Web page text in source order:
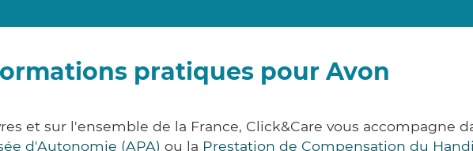
pratiques pour Avon
et sur l'ensemble de la France, Click&Care vous accompagne
d'Autonomie (APA) ou la Prestation de Compensation du